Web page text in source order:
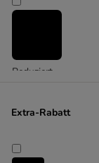
Reduziert
Extra-Rabatt